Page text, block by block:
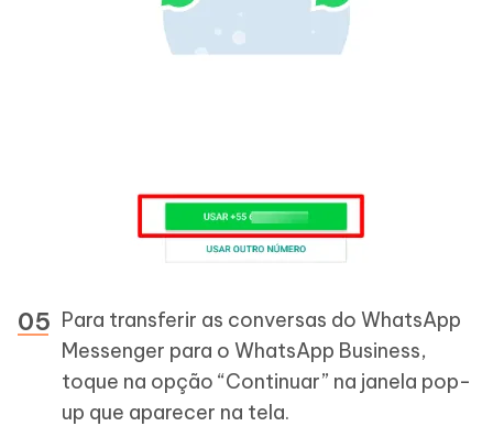
Para transferir as conversas do WhatsApp
Messenger para o WhatsApp Business,
toque na opção “Continuar” na janela pop-
up que aparecer na tela.